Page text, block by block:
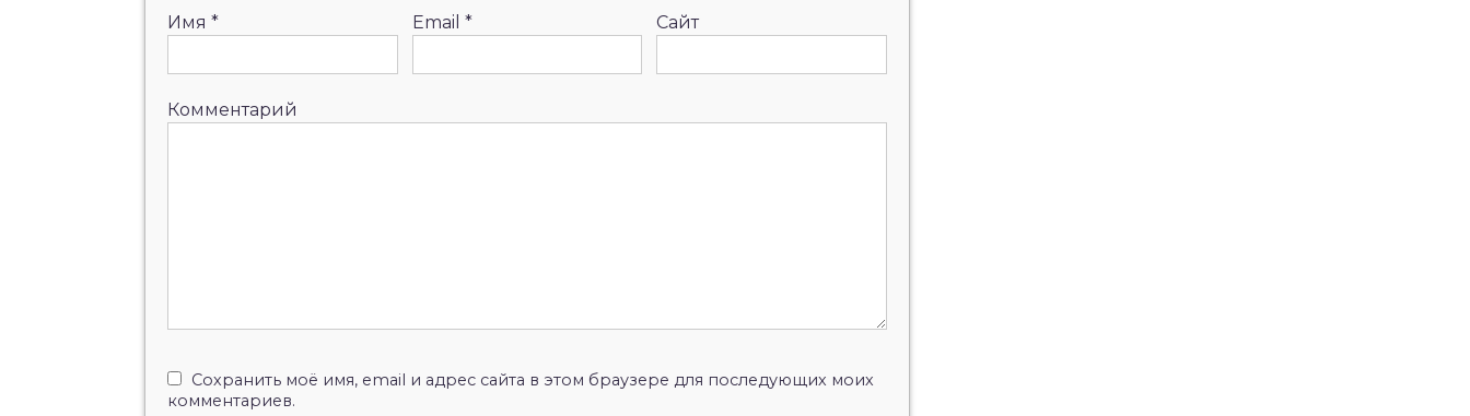
Имя * Email * Сайт
Комментарий
Сохранить моё имя, email и адрес сайта в этом браузере для последующих моих
комментариев.